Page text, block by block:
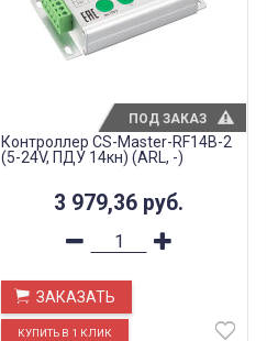
Контроллер CS-Master-RF14B-2
(5-24V, ПДУ 14кн) (ARL, -)
3 979,36 руб.
ЗАКАЗАТЬ
ПОД ЗАКАЗ